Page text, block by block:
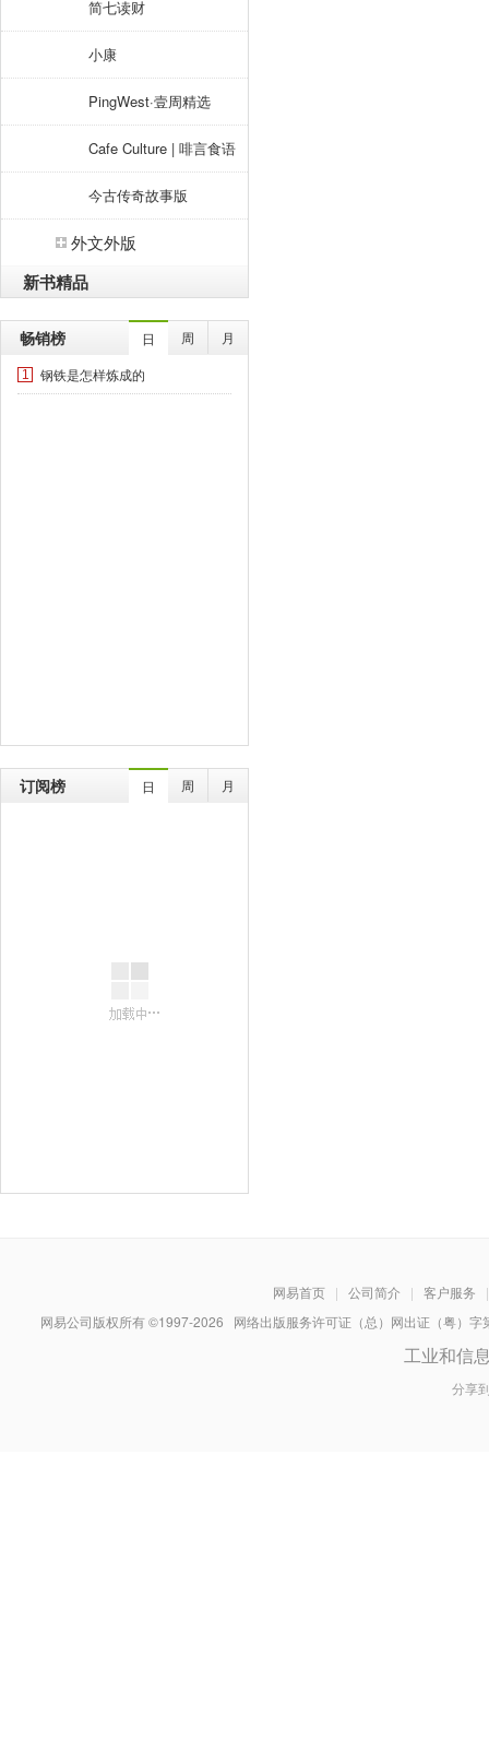
简七读财
小康
PingWest·壹周精选
Cafe Culture | 啡言食语
今古传奇故事版
外文外版
新书精品
畅销榜 日 周 月
1 钢铁是怎样炼成的
订阅榜 日 周 月
网易首页 | 公司简介 | 客户服务
|
网易公司版权所有 ©1997-2026 网络出版服务许可证（总）网出证（粤）
工业和信
分享